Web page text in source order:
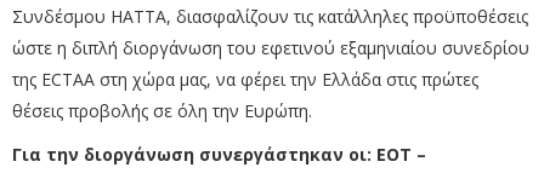
Συνδέσμου ΗΑΤΤΑ, διασφαλίζουν τις κατάλληλες προϋποθέσεις
ώστε η διπλή διοργάνωση του εφετινού εξαμηνιαίου συνεδρίου
της ECTAA στη χώρα μας, να φέρει την Ελλάδα στις πρώτες
θέσεις προβολής σε όλη την Ευρώπη.
Για την διοργάνωση συνεργάστηκαν οι: ΕΟΤ –